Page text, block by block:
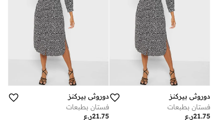
دوروثي بيركنز
فستان بطبعات
ر.ع21.75
دوروثي بيركنز
فستان بطبعات
ر.ع21.75